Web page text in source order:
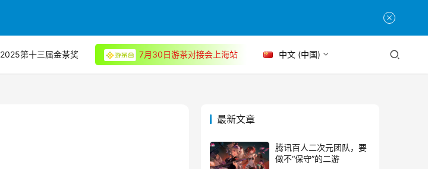
2025第十三届金茶奖 7月30日游茶对接会上海站 中文 (中国)
最新文章
腾讯百人二次元团队，要
做不“保守”的二游